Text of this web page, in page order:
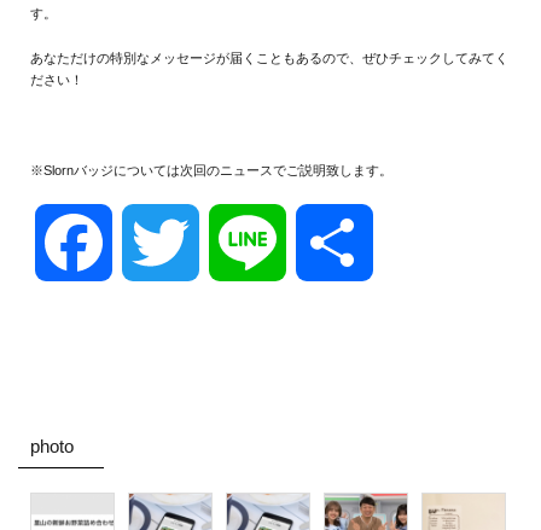
す。
あなただけの特別なメッセージが届くこともあるので、ぜひチェックしてみてく
ださい！
※Slornバッジについては次回のニュースでご説明致します。
Facebook Twitter Line
photo